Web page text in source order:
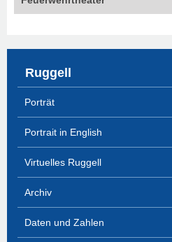
Ruggell
Porträt
Portrait in English
Virtuelles Ruggell
Archiv
Daten und Zahlen